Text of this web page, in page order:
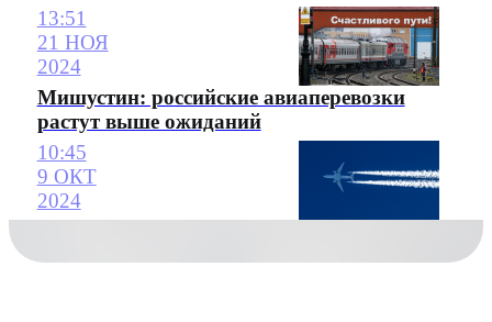
13:51
21 НОЯ
2024
Мишустин: российские авиаперевозки
растут выше ожиданий
10:45
9 ОКТ
2024